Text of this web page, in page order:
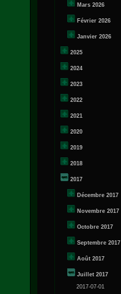
Mars 2026
Février 2026
Janvier 2026
2025
2024
2023
2022
2021
2020
2019
2018
2017
Décembre 2017
Novembre 2017
Octobre 2017
Septembre 2017
Août 2017
Juillet 2017
2017-07-01